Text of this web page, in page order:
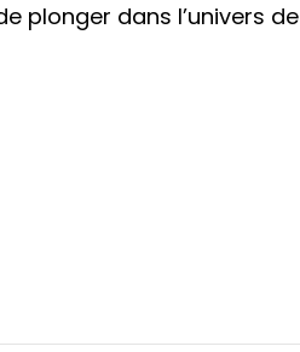
plonger dans l’univers de